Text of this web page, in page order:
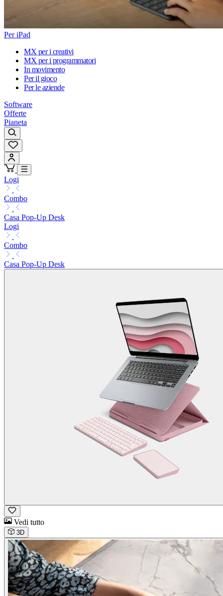
Per iPad
MX per i creativi
MX per i programmatori
In movimento
Per il gioco
Per le aziende
Software
Offerte
Pianeta
Logi
Combo
Casa Pop-Up Desk
Logi
Combo
Casa Pop-Up Desk
Vedi tutto
3D